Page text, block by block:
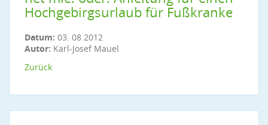
Hochgebirgsurlaub für Fußkranke
Datum: 03. 08 2012
Autor: Karl-Josef Mauel
Zurück